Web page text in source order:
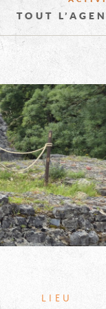
TOUT
LIEU